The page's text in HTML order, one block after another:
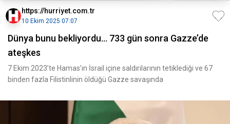
https://hurriyet.com.tr
10 Ekim 2025 07:07
Dünya bunu bekliyordu... 733 gün sonra Gazze’de
ateşkes
7 Ekim 2023’te Hamas’ın İsrail içine saldırılarının tetiklediği ve 67
binden fazla Filistinlinin öldüğü Gazze savaşında